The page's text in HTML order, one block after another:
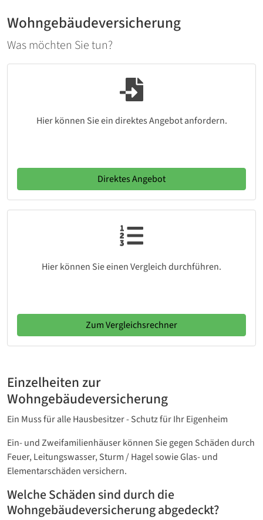
Wohngebäudeversicherung
Was möchten Sie tun?
Hier können Sie ein direktes Angebot anfordern.
Direktes Angebot
Hier können Sie einen Vergleich durchführen.
Zum Vergleichsrechner
Einzelheiten zur
Wohngebäudeversicherung
Ein Muss für alle Hausbesitzer - Schutz für Ihr Eigenheim
Ein- und Zweifamilienhäuser können Sie gegen Schäden durch
Feuer, Leitungswasser, Sturm / Hagel sowie Glas- und
Elementarschäden versichern.
Welche Schäden sind durch die
Wohngebäudeversicherung abgedeckt?